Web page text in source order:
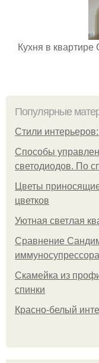
Кухня в
Популярные
Стили
Способы
светодиодов. По
Цветы
цветков
Уютная светлая
Сравнение
Скамейка из
спинки
Красно-белый